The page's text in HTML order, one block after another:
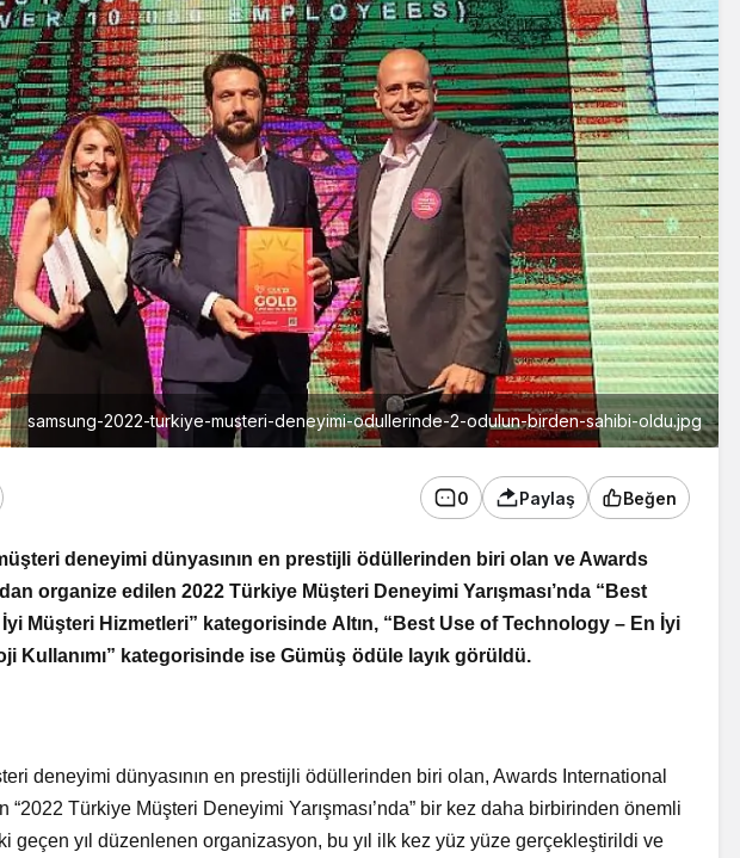
samsung-2022-turkiye-musteri-deneyimi-odullerinde-2-odulun-birden-sahibi-oldu.jpg
0 Paylaş Beğen
deneyimi dünyasının en prestijli ödüllerinden biri olan ve Awards
organize edilen 2022 Türkiye Müşteri Deneyimi Yarışması’nda “Best
Müşteri Hizmetleri” kategorisinde Altın, “Best Use of Technology – En İyi
Kullanımı” kategorisinde ise Gümüş ödüle layık görüldü.
deneyimi dünyasının en prestijli ödüllerinden biri olan, Awards International
“2022 Türkiye Müşteri Deneyimi Yarışması’nda” bir kez daha birbirinden önemli
geçen yıl düzenlenen organizasyon, bu yıl ilk kez yüz yüze gerçekleştirildi ve